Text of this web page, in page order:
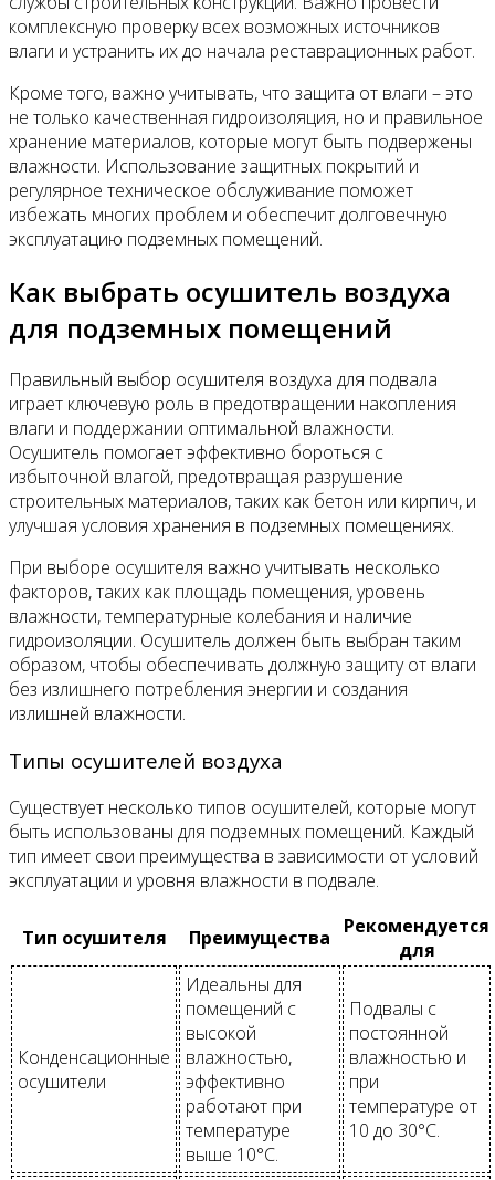
комплексную проверку всех возможных источников
влаги и устранить их до начала реставрационных работ.
Кроме того, важно учитывать, что защита от влаги – это
не только качественная гидроизоляция, но и правильное
хранение материалов, которые могут быть подвержены
влажности. Использование защитных покрытий и
регулярное техническое обслуживание поможет
избежать многих проблем и обеспечит долговечную
эксплуатацию подземных помещений.
Как выбрать осушитель воздуха
для подземных помещений
Правильный выбор осушителя воздуха для подвала
играет ключевую роль в предотвращении накопления
влаги и поддержании оптимальной влажности.
Осушитель помогает эффективно бороться с
избыточной влагой, предотвращая разрушение
строительных материалов, таких как бетон или кирпич, и
улучшая условия хранения в подземных помещениях.
При выборе осушителя важно учитывать несколько
факторов, таких как площадь помещения, уровень
влажности, температурные колебания и наличие
гидроизоляции. Осушитель должен быть выбран таким
образом, чтобы обеспечивать должную защиту от влаги
без излишнего потребления энергии и создания
излишней влажности.
Типы осушителей воздуха
Существует несколько типов осушителей, которые могут
быть использованы для подземных помещений. Каждый
тип имеет свои преимущества в зависимости от условий
эксплуатации и уровня влажности в подвале.
Тип осушителя Преимущества
Рекомендуется
для
Конденсационные
осушители
Идеальны для
помещений с
высокой
влажностью,
эффективно
работают при
температуре
выше 10°C.
Подвалы с
постоянной
влажностью и
при
температуре от
10 до 30°C.